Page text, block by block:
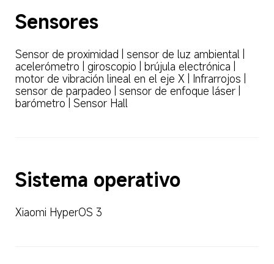
Sensores
Sensor de proximidad | sensor de luz ambiental |
acelerómetro | giroscopio | brújula electrónica |
motor de vibración lineal en el eje X | Infrarrojos |
sensor de parpadeo | sensor de enfoque láser |
barómetro | Sensor Hall
Sistema operativo
Xiaomi HyperOS 3